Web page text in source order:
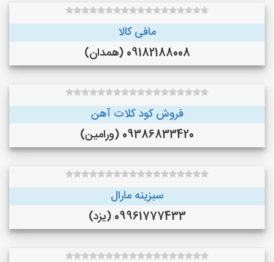
مافی کالا
09182188008 (همدان)
فروش کود کلات آهن
09386833420 (ورامین)
سبزینه مارال
09961777433 (یزد)